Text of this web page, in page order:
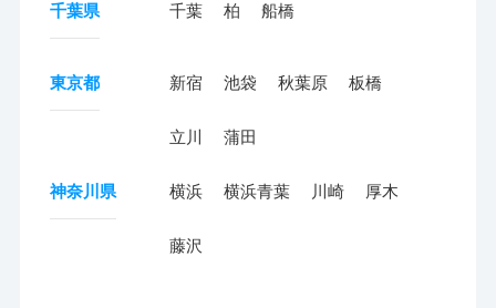
千葉県 千葉 柏 船橋
東京都 新宿 池袋 秋葉原 板橋
立川 蒲田
神奈川県 横浜 横浜青葉 川崎 厚木
藤沢